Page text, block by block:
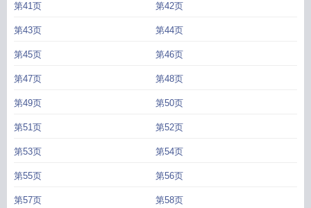
第41页 第42页
第43页 第44页
第45页 第46页
第47页 第48页
第49页 第50页
第51页 第52页
第53页 第54页
第55页 第56页
第57页 第58页